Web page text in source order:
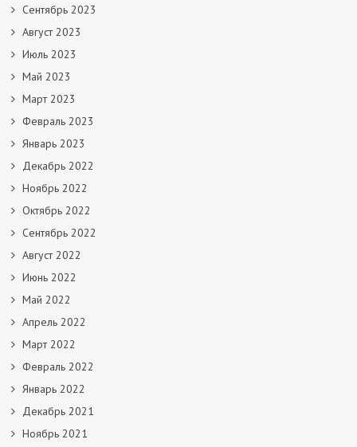
Сентябрь 2023
Август 2023
Июль 2023
Май 2023
Март 2023
Февраль 2023
Январь 2023
Декабрь 2022
Ноябрь 2022
Октябрь 2022
Сентябрь 2022
Август 2022
Июнь 2022
Май 2022
Апрель 2022
Март 2022
Февраль 2022
Январь 2022
Декабрь 2021
Ноябрь 2021